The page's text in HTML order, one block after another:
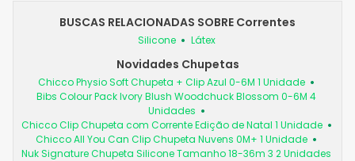
BUSCAS RELACIONADAS SOBRE Correntes
Silicone Látex
Novidades Chupetas
Chicco Physio Soft Chupeta + Clip Azul 0-6M 1 Unidade
Bibs Colour Pack Ivory Blush Woodchuck Blossom 0-6M 4
Unidades
Chicco Clip Chupeta com Corrente Edição de Natal 1 Unidade
Chicco All You Can Clip Chupeta Nuvens 0M+ 1 Unidade
Nuk Signature Chupeta Silicone Tamanho 18-36m 3 2 Unidades